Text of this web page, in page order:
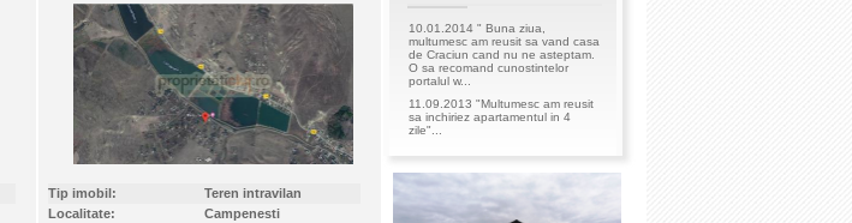
Tip imobil:
Teren intravilan
Localitate:
Campenesti
10.01.2014 " Buna ziua,
multumesc am reusit sa vand casa
de Craciun cand nu ne asteptam.
O sa recomand cunostintelor
portalul w...
11.09.2013 "Multumesc am reusit
sa inchiriez apartamentul in 4
zile"...